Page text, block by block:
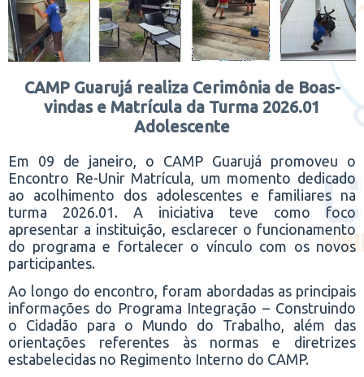
CAMP Guarujá realiza Cerimônia de Boas-
vindas e Matrícula da Turma 2026.01
Adolescente
Em 09 de janeiro, o CAMP Guarujá promoveu o
Encontro Re-Unir Matrícula, um momento dedicado
ao acolhimento dos adolescentes e familiares na
turma 2026.01. A iniciativa teve como foco
apresentar a instituição, esclarecer o funcionamento
do programa e fortalecer o vínculo com os novos
participantes.
Ao longo do encontro, foram abordadas as principais
informações do Programa Integração – Construindo
o Cidadão para o Mundo do Trabalho, além das
orientações referentes às normas e diretrizes
estabelecidas no Regimento Interno do CAMP.